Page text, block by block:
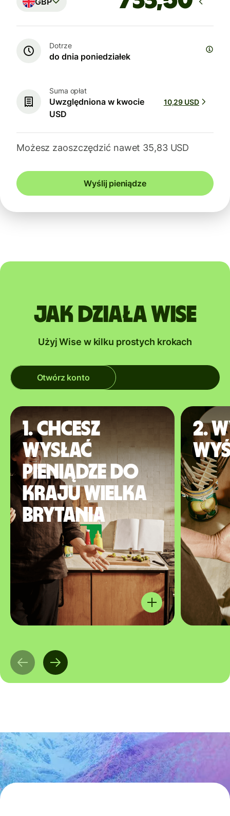
Dotrze
do dnia poniedziałek
Suma opłat
Uwzględniona w kwocie
USD
10,29 USD
Możesz zaoszczędzić nawet 35,83 USD
Wyślij pieniądze
Jak działa Wise
Użyj Wise w kilku prostych krokach
Otwórz konto
1. Chcesz
wysłać
pieniądze do
kraju Wielka
Brytania
2.